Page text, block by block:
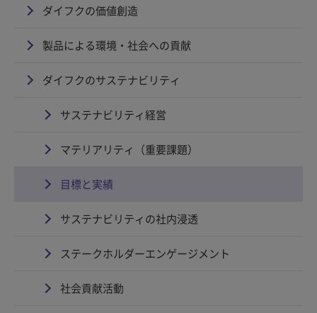
ダイフクの価値創造
製品による環境・社会への貢献
ダイフクのサステナビリティ
サステナビリティ経営
マテリアリティ（重要課題）
目標と実績
サステナビリティの社内浸透
ステークホルダーエンゲージメント
社会貢献活動